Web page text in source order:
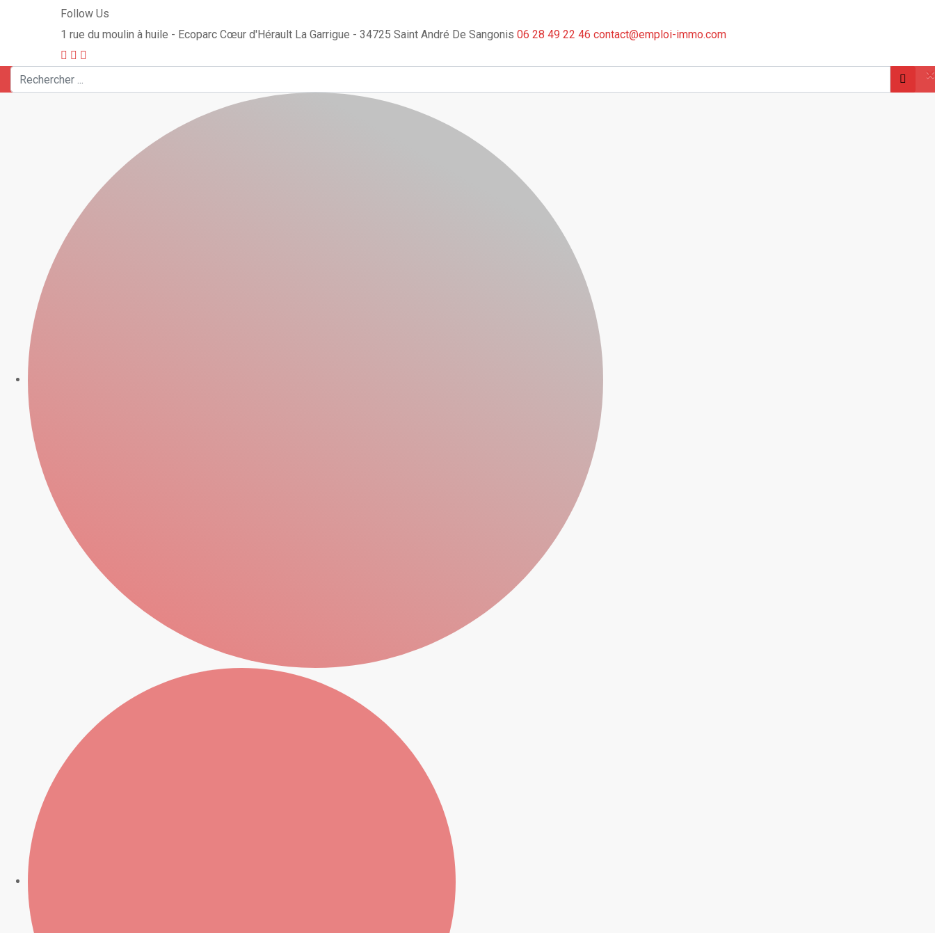
Follow Us
1 rue du moulin à huile - Ecoparc Cœur d'Hérault La Garrigue - 34725 Saint André De Sangonis 06 28 49 22 46 contact@emploi-immo.com
×